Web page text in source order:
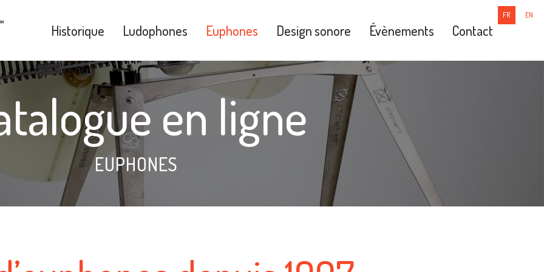
FR EN
Historique Ludophones Euphones Design sonore Évènements Contact
en ligne
EUPHONES